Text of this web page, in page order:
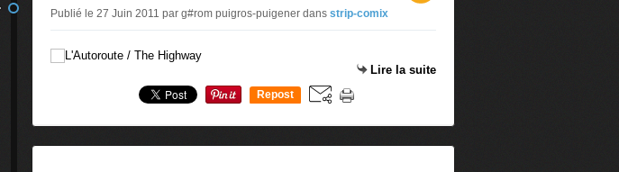
Publié le 27 Juin 2011 par g#rom puigros-puigener dans strip-comix
Lire la suite
Repost